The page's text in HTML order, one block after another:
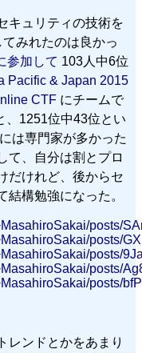
キュリティの技術を
みれたのは良かっ
参加して 103人中6位
Pacific & Japan 2015
CTF にチームで
、1251位中43位とい
は専門家が多かった
て、自分は割とプロ
だけれど、後からセ
構勉強になった。
posts/
posts/
posts/
posts/
posts/
レンドとかをあまり